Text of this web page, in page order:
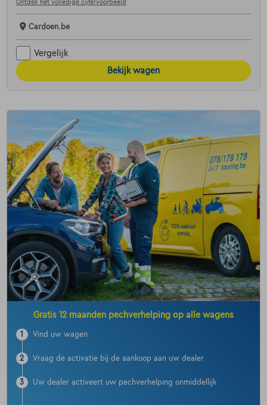
Ontdek het volledige cijfervoorbeeld
Cardoen.be
Vergelijk
Bekijk wagen
Gratis 12 maanden pechverhelping op alle wagens
1 Vind uw wagen
2 Vraag de activatie bij de aankoop aan uw dealer
3 Uw dealer activeert uw pechverhelping onmiddellijk